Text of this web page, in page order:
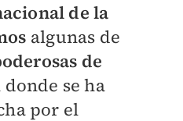
de la
algunas de
de
donde se ha
por el